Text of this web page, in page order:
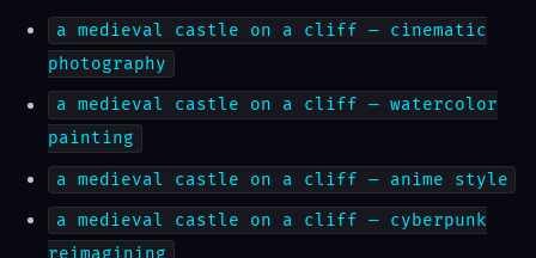
a medieval castle on a cliff — cinematic
photography
a medieval castle on a cliff — watercolor
painting
a medieval castle on a cliff — anime style
a medieval castle on a cliff — cyberpunk